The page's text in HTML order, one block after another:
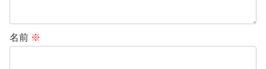
名前 ※